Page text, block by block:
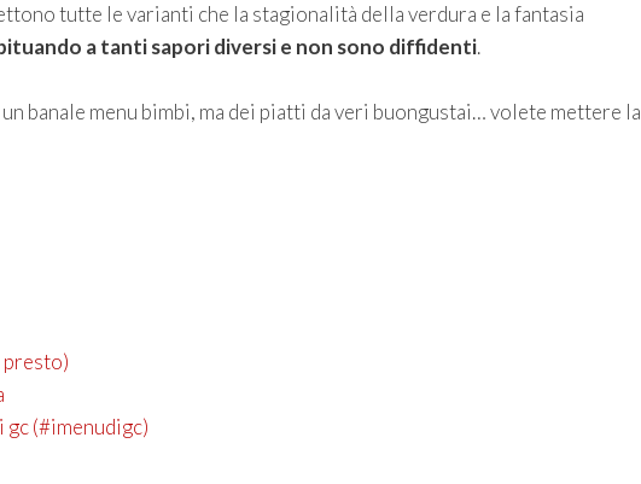
tutte le varianti che la stagionalità della verdura e la fantasia
a tanti sapori diversi e non sono diffidenti.
banale menu bimbi, ma dei piatti da veri buongustai… volete mettere la
presto)
gc (#imenudigc)